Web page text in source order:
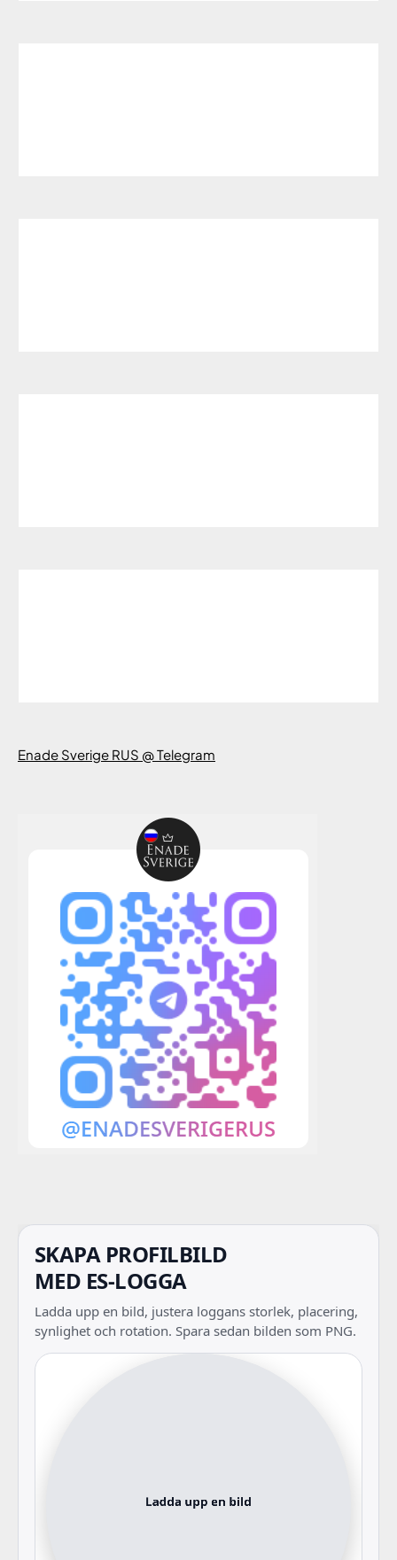
Enade Sverige RUS @ Telegram
SKAPA PROFILBILD
MED ES-LOGGA
Ladda upp en bild, justera loggans storlek, placering,
synlighet och rotation. Spara sedan bilden som PNG.